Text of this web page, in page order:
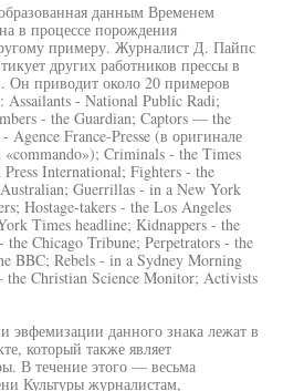
данным Временем
в процессе порождения
примеру. Журналист Д. Пайпс
других работников прессы в
Он приводит около 20 примеров
- National Public Radi;
- the Guardian; Captors — the
Agence France-Presse (в оригинале
«commando»); Criminals - the Times
International; Fighters - the
Guerrillas - in a New York
Hostage-takers - the Los Angeles
Times headline; Kidnappers - the
Chicago Tribune; Perpetrators - the
BBC; Rebels - in a Sydney Morning
Christian Science Monitor; Activists
данного знака лежат в
который также являет
В течение этого — весьма
Культуры журналистам,